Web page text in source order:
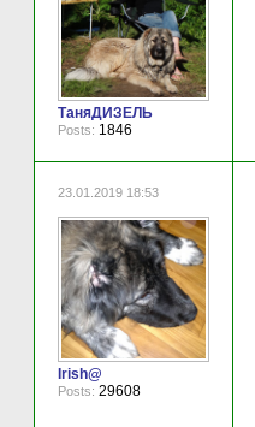
ТаняДИЗЕЛЬ
Posts: 1846
23.01.2019 18:53
Irish@
Posts: 29608